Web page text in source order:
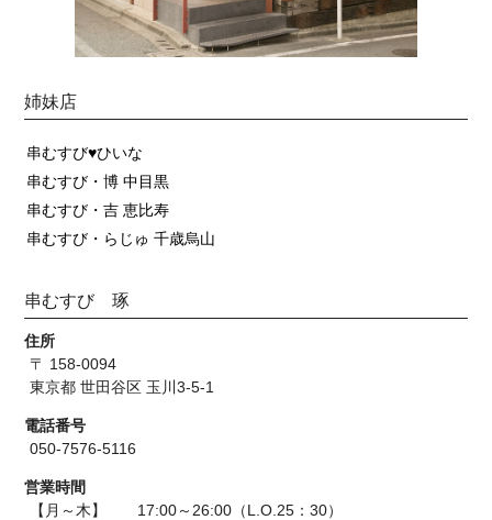
姉妹店
串むすび♥ひいな
串むすび・博 中目黒
串むすび・吉 恵比寿
串むすび・らじゅ 千歳烏山
串むすび 琢
住所
〒 158-0094
東京都 世田谷区 玉川3-5-1
電話番号
050-7576-5116
営業時間
【月～木】 17:00～26:00（L.O.25：30）